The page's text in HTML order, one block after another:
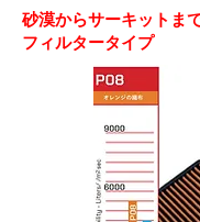
砂漠からサーキットま
フィルタータイプ